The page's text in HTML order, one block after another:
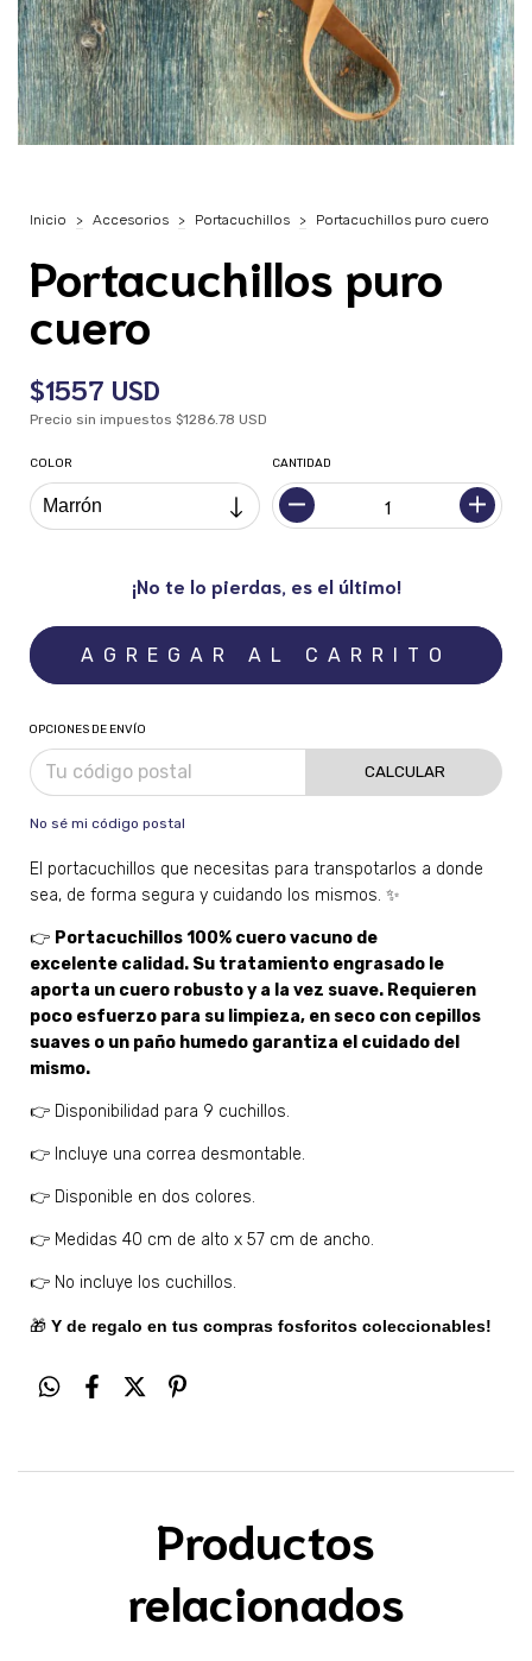
Inicio > Accesorios > Portacuchillos > Portacuchillos puro cuero
Portacuchillos puro
cuero
$1557 USD
Precio sin impuestos $1286.78 USD
COLOR CANTIDAD
¡No te lo pierdas, es el último!
OPCIONES DE ENVÍO
CALCULAR
No sé mi código postal
El portacuchillos que necesitas para transpotarlos a donde
sea, de forma segura y cuidando los mismos. ✨
👉 Portacuchillos 100% cuero vacuno de
excelente calidad. Su tratamiento engrasado le
aporta un cuero robusto y a la vez suave. Requieren
poco esfuerzo para su limpieza, en seco con cepillos
suaves o un paño humedo garantiza el cuidado del
mismo.
👉 Disponibilidad para 9 cuchillos.
👉 Incluye una correa desmontable.
👉 Disponible en dos colores.
👉 Medidas 40 cm de alto x 57 cm de ancho.
👉 No incluye los cuchillos.
🎁 Y de regalo en tus compras fosforitos coleccionables!
Productos
relacionados